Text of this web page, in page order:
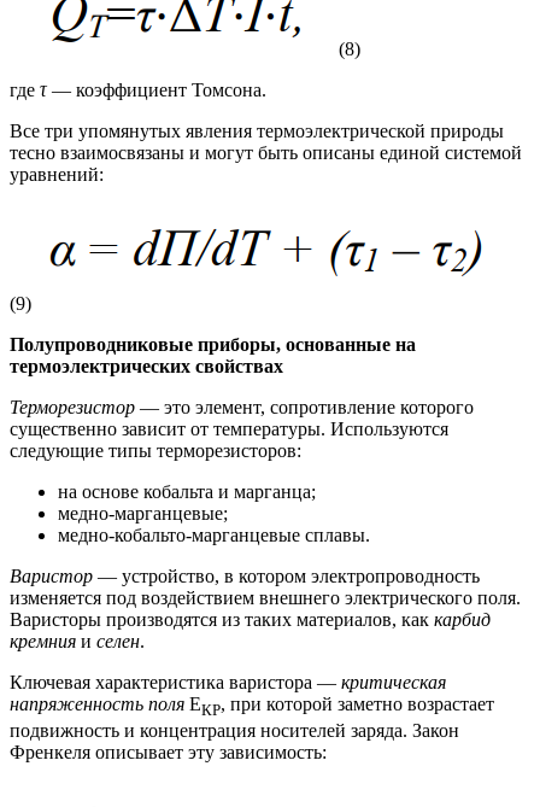
(8)
где τ— коэффициент Томсона.
Все три упомянутых явления термоэлектрической природы
тесно взаимосвязаны и могут быть описаны единой системой
уравнений:
(9)
Полупроводниковые приборы, основанные на
термоэлектрических свойствах
Терморезистор — это элемент, сопротивление которого
существенно зависит от температуры. Используются
следующие типы терморезисторов:
на основе кобальта и марганца;
медно-марганцевые;
медно-кобальто-марганцевые сплавы.
Варистор — устройство, в котором электропроводность
изменяется под воздействием внешнего электрического поля.
Варисторы производятся из таких материалов, как карбид
кремния и селен.
Ключевая характеристика варистора — критическая
напряженность поля EКР, при которой заметно возрастает
подвижность и концентрация носителей заряда. Закон
Френкеля описывает эту зависимость: